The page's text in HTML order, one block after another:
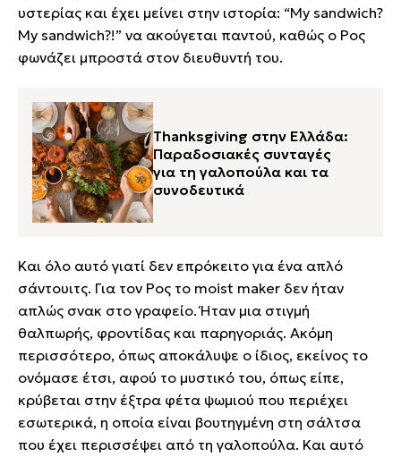
υστερίας και έχει μείνει στην ιστορία: “My sandwich?
My sandwich?!” να ακούγεται παντού, καθώς ο Ρος
φωνάζει μπροστά στον διευθυντή του.
Thanksgiving στην Ελλάδα:
Παραδοσιακές συνταγές
για τη γαλοπούλα και τα
συνοδευτικά
Και όλο αυτό γιατί δεν επρόκειτο για ένα απλό
σάντουιτς. Για τον Ρος το moist maker δεν ήταν
απλώς σνακ στο γραφείο. Ήταν μια στιγμή
θαλπωρής, φροντίδας και παρηγοριάς. Ακόμη
περισσότερο, όπως αποκάλυψε ο ίδιος, εκείνος το
ονόμασε έτσι, αφού το μυστικό του, όπως είπε,
κρύβεται στην έξτρα φέτα ψωμιού που περιέχει
εσωτερικά, η οποία είναι βουτηγμένη στη σάλτσα
που έχει περισσέψει από τη γαλοπούλα. Και αυτό